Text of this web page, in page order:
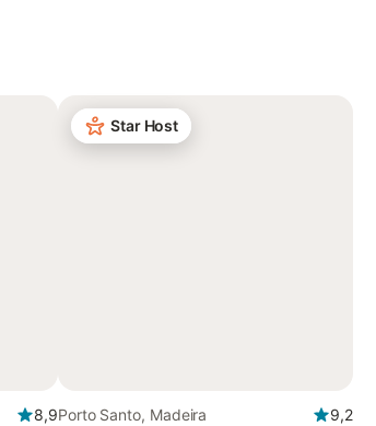
8,9
Star Host
Porto Santo, Madeira
9,2